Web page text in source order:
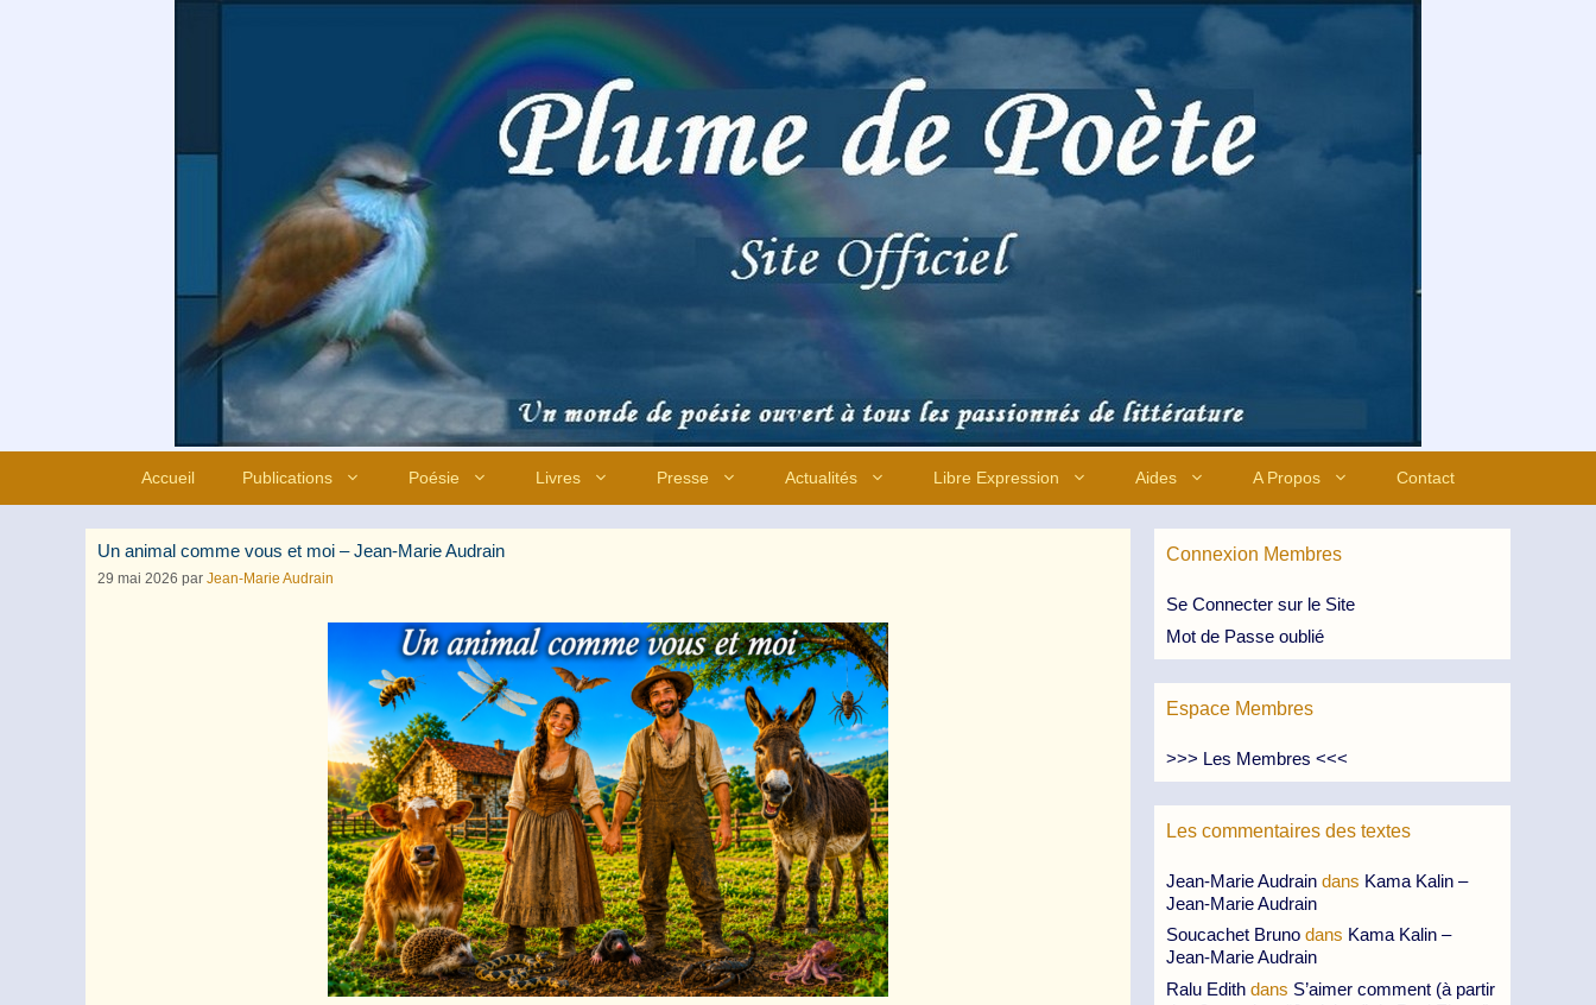
Accueil Publications Poésie Livres Presse Actualités Libre Expression Aides A Propos Contact
Un animal comme vous et moi – Jean-Marie Audrain
29 mai 2026 par Jean-Marie Audrain
Connexion Membres
Se Connecter sur le Site
Mot de Passe oublié
Espace Membres
>>> Les Membres <<<
Les commentaires des textes
Jean-Marie Audrain dans Kama Kalin –
Jean-Marie Audrain
Soucachet Bruno dans Kama Kalin –
Jean-Marie Audrain
Ralu Edith dans S’aimer comment (à partir